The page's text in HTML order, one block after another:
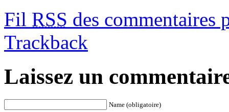
Fil RSS des commentaires
Trackback
Laissez un
Name (obligatoire)